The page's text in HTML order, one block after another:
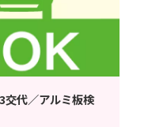
交代／アルミ板検